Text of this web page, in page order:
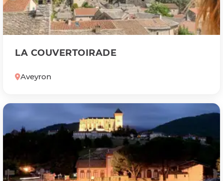
LA COUVERTOIRADE
Aveyron